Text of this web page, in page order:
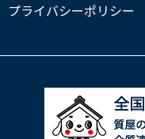
プライバシーポリシー